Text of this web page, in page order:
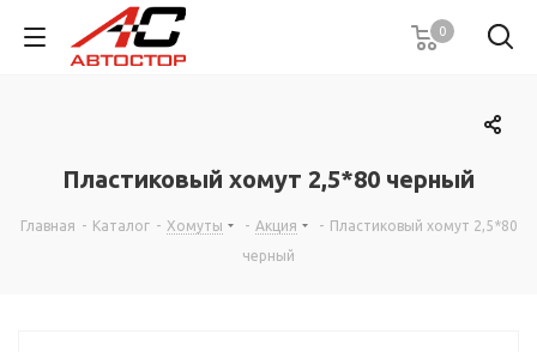
0
Пластиковый хомут 2,5*80 черный
Главная - Каталог - Хомуты - Акция - Пластиковый хомут 2,5*80
черный